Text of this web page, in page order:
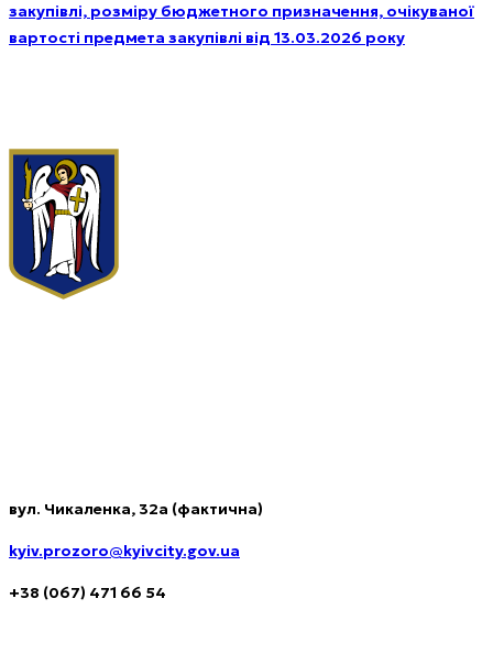
закупівлі, розміру бюджетного призначення, очікуваної
вартості предмета закупівлі від 13.03.2026 року
вул. Чикаленка, 32а (фактична)
kyiv.prozoro@kyivcity.gov.ua
+38 (067) 471 66 54